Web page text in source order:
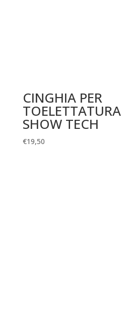
CINGHIA PER
SHOW TECH
€19,50